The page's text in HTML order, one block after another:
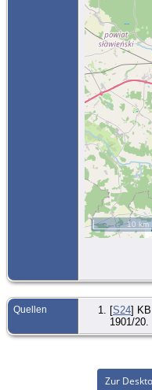
10 km
Quellen [S24] KB
1901/20.
Zur